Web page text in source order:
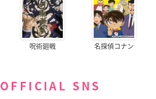
呪術廻戦 名探偵コナン
OFFICIAL SNS